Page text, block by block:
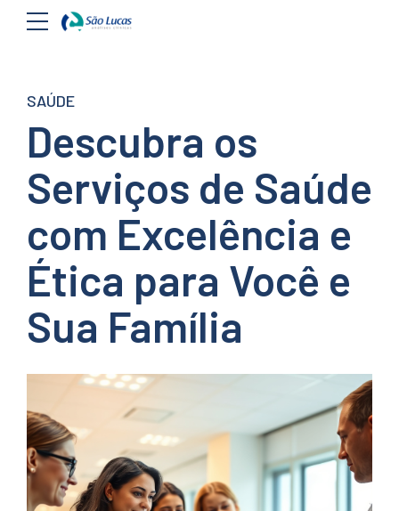
SAÚDE
Descubra os
Serviços de Saúde
com Excelência e
Ética para Você e
Sua Família